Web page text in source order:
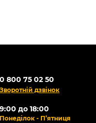
0 800 75 02 50
Зворотній дзвінок
9:00 до 18:00
Понеділок - П’ятниця